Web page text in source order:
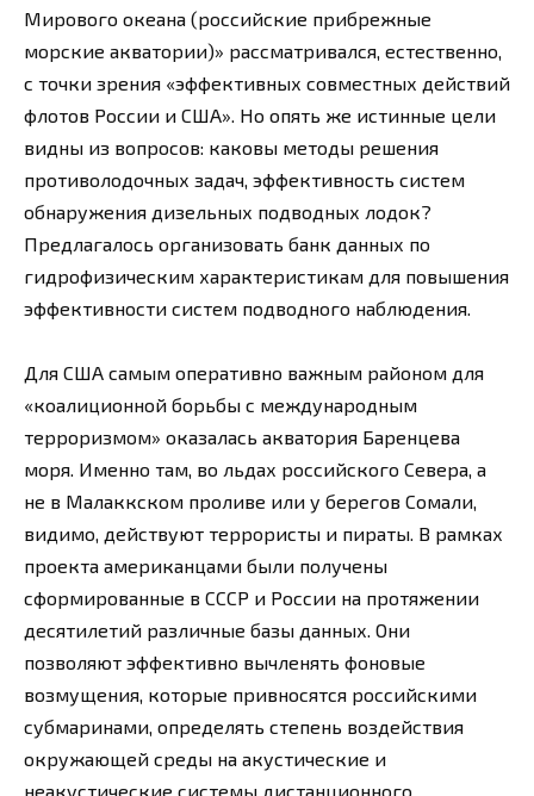
Мирового океана (российские прибрежные
морские акватории)» рассматривался, естественно,
с точки зрения «эффективных совместных действий
флотов России и США». Но опять же истинные цели
видны из вопросов: каковы методы решения
противолодочных задач, эффективность систем
обнаружения дизельных подводных лодок?
Предлагалось организовать банк данных по
гидрофизическим характеристикам для повышения
эффективности систем подводного наблюдения.
Для США самым оперативно важным районом для
«коалиционной борьбы с международным
терроризмом» оказалась акватория Баренцева
моря. Именно там, во льдах российского Севера, а
не в Малаккском проливе или у берегов Сомали,
видимо, действуют террористы и пираты. В рамках
проекта американцами были получены
сформированные в СССР и России на протяжении
десятилетий различные базы данных. Они
позволяют эффективно вычленять фоновые
возмущения, которые привносятся российскими
субмаринами, определять степень воздействия
окружающей среды на акустические и
неакустические системы дистанционного